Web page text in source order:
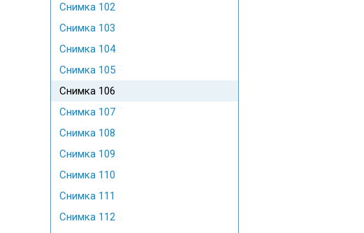
Снимка 102
Снимка 103
Снимка 104
Снимка 105
Снимка 106
Снимка 107
Снимка 108
Снимка 109
Снимка 110
Снимка 111
Снимка 112